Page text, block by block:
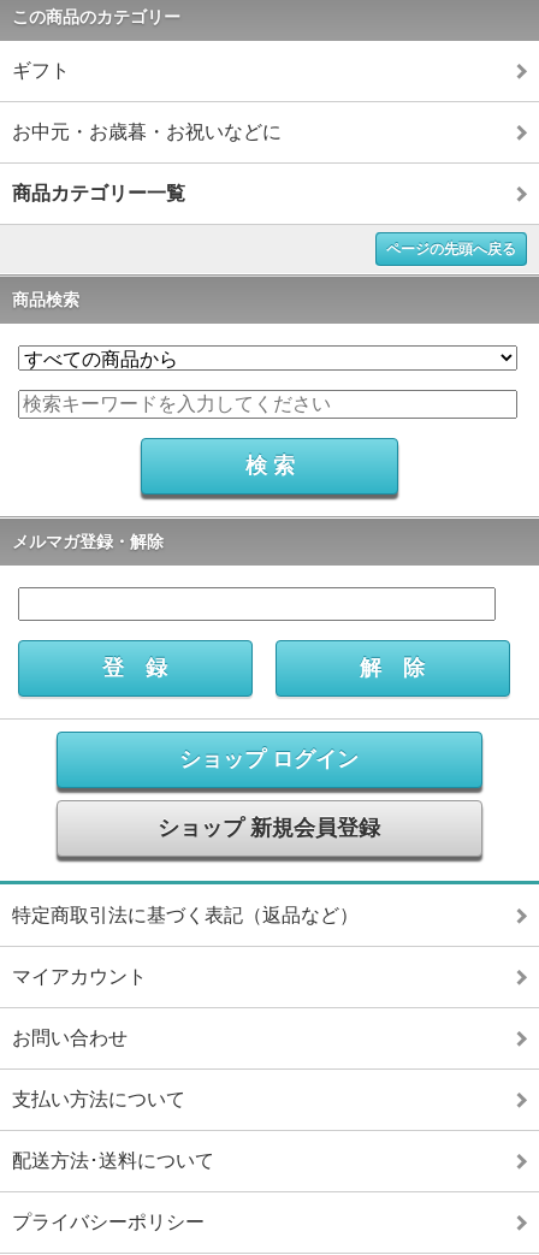
この商品のカテゴリー
ギフト
お中元・お歳暮・お祝いなどに
商品カテゴリー一覧
ページの先頭へ戻る
商品検索
メルマガ登録・解除
ショップ ログイン
ショップ 新規会員登録
特定商取引法に基づく表記（返品など）
マイアカウント
お問い合わせ
支払い方法について
配送方法･送料について
プライバシーポリシー